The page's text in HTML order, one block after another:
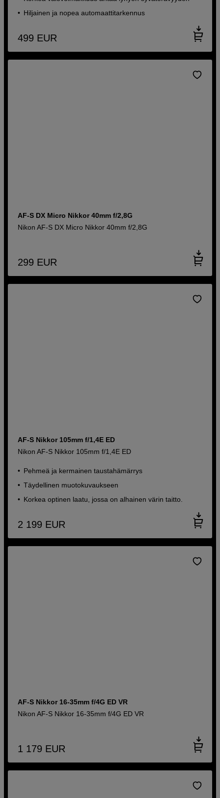
Hiljainen ja nopea automaattitarkennus
499 EUR
AF-S DX Micro Nikkor 40mm f/2,8G
Nikon AF-S DX Micro Nikkor 40mm f/2,8G
299 EUR
AF-S Nikkor 105mm f/1,4E ED
Nikon AF-S Nikkor 105mm f/1,4E ED
Pehmeä ja kermainen taustahämärrys
Täydellinen muotokuvaukseen
Korkea optinen laatu, jossa on alhainen värin taitto.
2 199 EUR
AF-S Nikkor 16-35mm f/4G ED VR
Nikon AF-S Nikkor 16-35mm f/4G ED VR
1 179 EUR